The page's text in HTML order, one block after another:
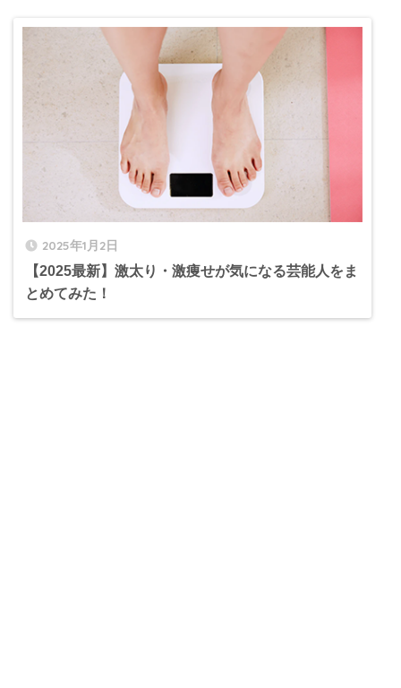
2025年1月2日
【2025最新】激太り・激痩せが気になる芸能人をま
とめてみた！